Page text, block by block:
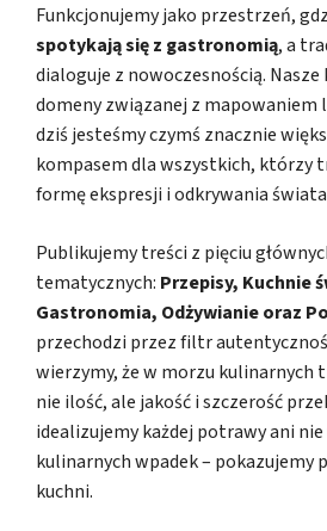
Funkcjonujemy jako przestrzeń,
spotykają się z gastronomią, a
dialoguje z nowoczesnością.
domeny związanej z mapowaniem
dziś jesteśmy czymś znacznie
kompasem dla wszystkich, którzy
formę ekspresji i odkrywania
Publikujemy treści z pięciu
tematycznych: Przepisy, Kuchnie
Gastronomia, Odżywianie oraz
przechodzi przez filtr
wierzymy, że w morzu kulinarnych
nie ilość, ale jakość i szczerość
idealizujemy każdej potrawy ani
kulinarnych wpadek – pokazujemy
kuchni.